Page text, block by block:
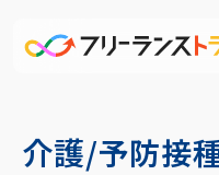
介護/予防接